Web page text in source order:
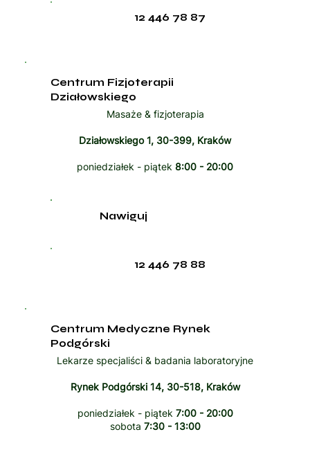
12 446 78 87
Centrum Fizjoterapii
Działowskiego
Masaże & fizjoterapia
Działowskiego 1, 30-399, Kraków
poniedziałek - piątek 8:00 - 20:00
12 446 78 88
Nawiguj
Centrum Medyczne Rynek
Podgórski
Lekarze specjaliści & badania laboratoryjne
Rynek Podgórski 14, 30-518, Kraków
poniedziałek - piątek 7:00 - 20:00
sobota 7:30 - 13:00